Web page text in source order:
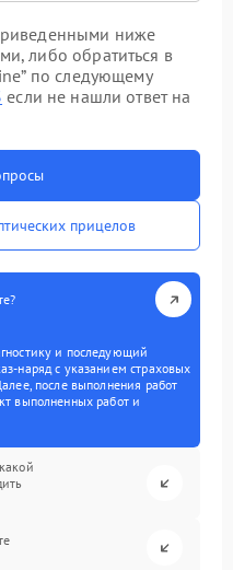
ниже
либо обратиться в
по следующему
если не нашли ответ на
прицелов
и последующий
наряд с указанием страховых
после выполнения работ
выполненных работ и